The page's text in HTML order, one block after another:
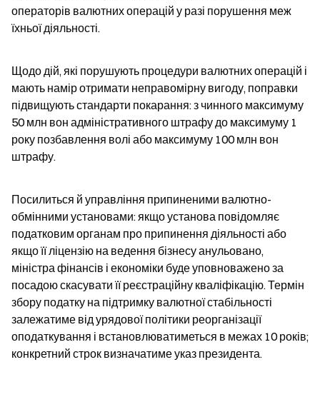
операторів валютних операцій у разі порушення меж
їхньої діяльності.
Щодо дій, які порушують процедури валютних операцій і
мають намір отримати неправомірну вигоду, поправки
підвищують стандарти покарання: з чинного максимуму
50 млн вон адміністративного штрафу до максимуму 1
року позбавлення волі або максимуму 100 млн вон
штрафу.
Посилиться й управління припиненими валютно-
обмінними установами: якщо установа повідомляє
податковим органам про припинення діяльності або
якщо її ліцензію на ведення бізнесу анульовано,
міністра фінансів і економіки буде уповноважено за
посадою скасувати її реєстраційну кваліфікацію. Термін
збору податку на підтримку валютної стабільності
залежатиме від урядової політики реорганізації
оподаткування і встановлюватиметься в межах 10 років;
конкретний строк визначатиме указ президента.